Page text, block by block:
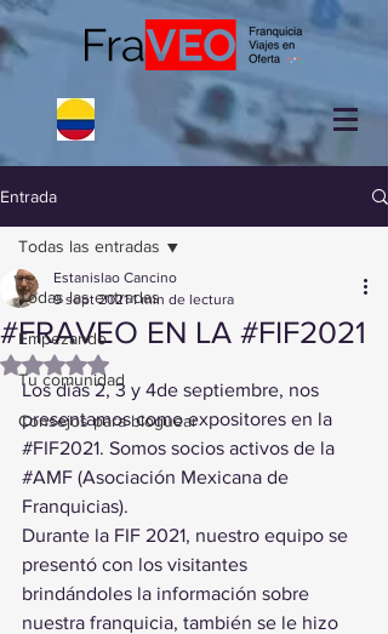
Entrada
Todas las entradas
Empezando
Tu comunidad
Consejos para bloguear
Todas las entradas
#FRAVEO EN LA #FIF2021
Estanislao Cancino
9 sept 2021 1 min de lectura
Obtuvo NaN de 5 estrellas.
Los días 2, 3 y 4de septiembre, nos
presentamos como expositores en la
#FIF2021. Somos socios activos de la
#AMF (Asociación Mexicana de
Franquicias).
Durante la FIF 2021, nuestro equipo se
presentó con los visitantes
brindándoles la información sobre
nuestra franquicia, también se le hizo